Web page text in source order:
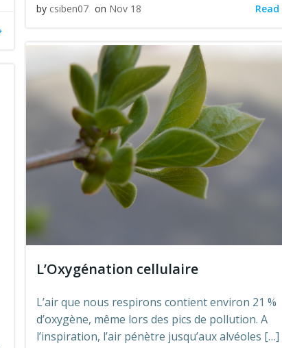
by csiben07 on Nov 18
L’Oxygénation cellulaire
L’air que nous respirons contient environ 21 %
d’oxygène, même lors des pics de pollution. A
l’inspiration, l’air pénètre jusqu’aux alvéoles […]